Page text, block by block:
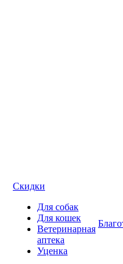
Скидки
Для собак
Для кошек
Ветеринарная
аптека
Уценка